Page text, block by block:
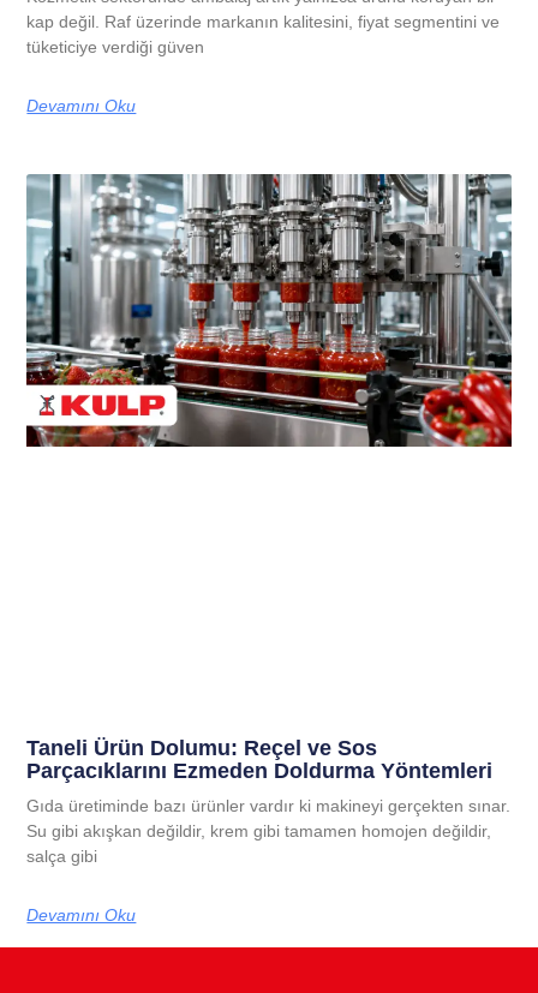
kap değil. Raf üzerinde markanın kalitesini, fiyat segmentini ve
tüketiciye verdiği güven
Devamını Oku
Taneli Ürün Dolumu: Reçel ve Sos
Parçacıklarını Ezmeden Doldurma Yöntemleri
Gıda üretiminde bazı ürünler vardır ki makineyi gerçekten sınar.
Su gibi akışkan değildir, krem gibi tamamen homojen değildir,
salça gibi
Devamını Oku